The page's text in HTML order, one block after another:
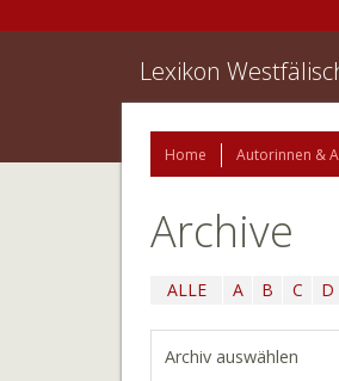
Lexikon
Home Autorinnen &
Archive
ALLE A B C D
Archiv auswählen